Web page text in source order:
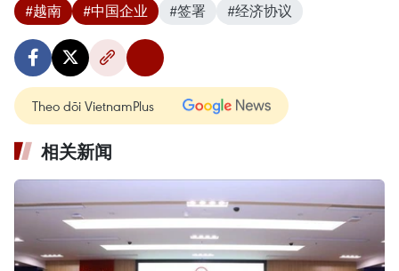
#越南 #中国企业 #签署 #经济协议
Theo dõi VietnamPlus
相关新闻